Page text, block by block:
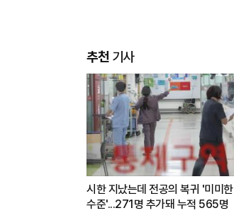
추천기사
시한 지났는데 전공의 복귀 '미미한
수준'...271명 추가돼 누적 565명